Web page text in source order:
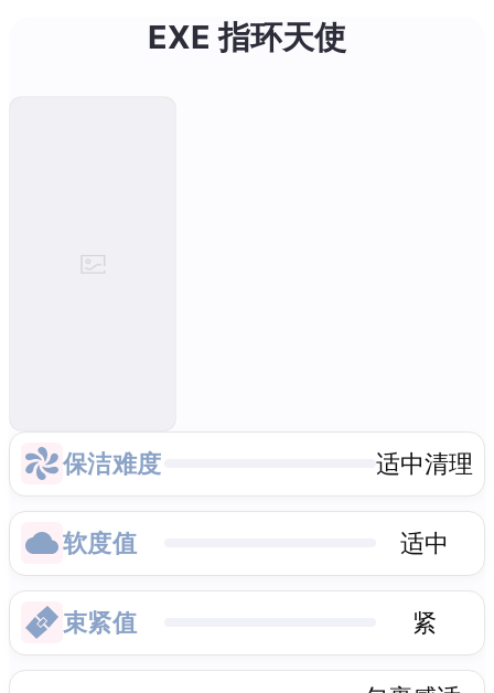
EXE 指环天使
保洁难度 适中清理
软度值 适中
束紧值 紧